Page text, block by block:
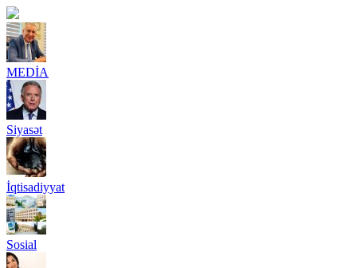
MEDİA
Siyasət
İqtisadiyyat
Sosial